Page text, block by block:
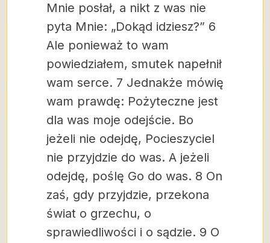
Mnie posłał, a nikt z was nie
pyta Mnie: „Dokąd idziesz?” 6
Ale ponieważ to wam
powiedziałem, smutek napełnił
wam serce. 7 Jednakże mówię
wam prawdę: Pożyteczne jest
dla was moje odejście. Bo
jeżeli nie odejdę, Pocieszyciel
nie przyjdzie do was. A jeżeli
odejdę, poślę Go do was. 8 On
zaś, gdy przyjdzie, przekona
świat o grzechu, o
sprawiedliwości i o sądzie. 9 O